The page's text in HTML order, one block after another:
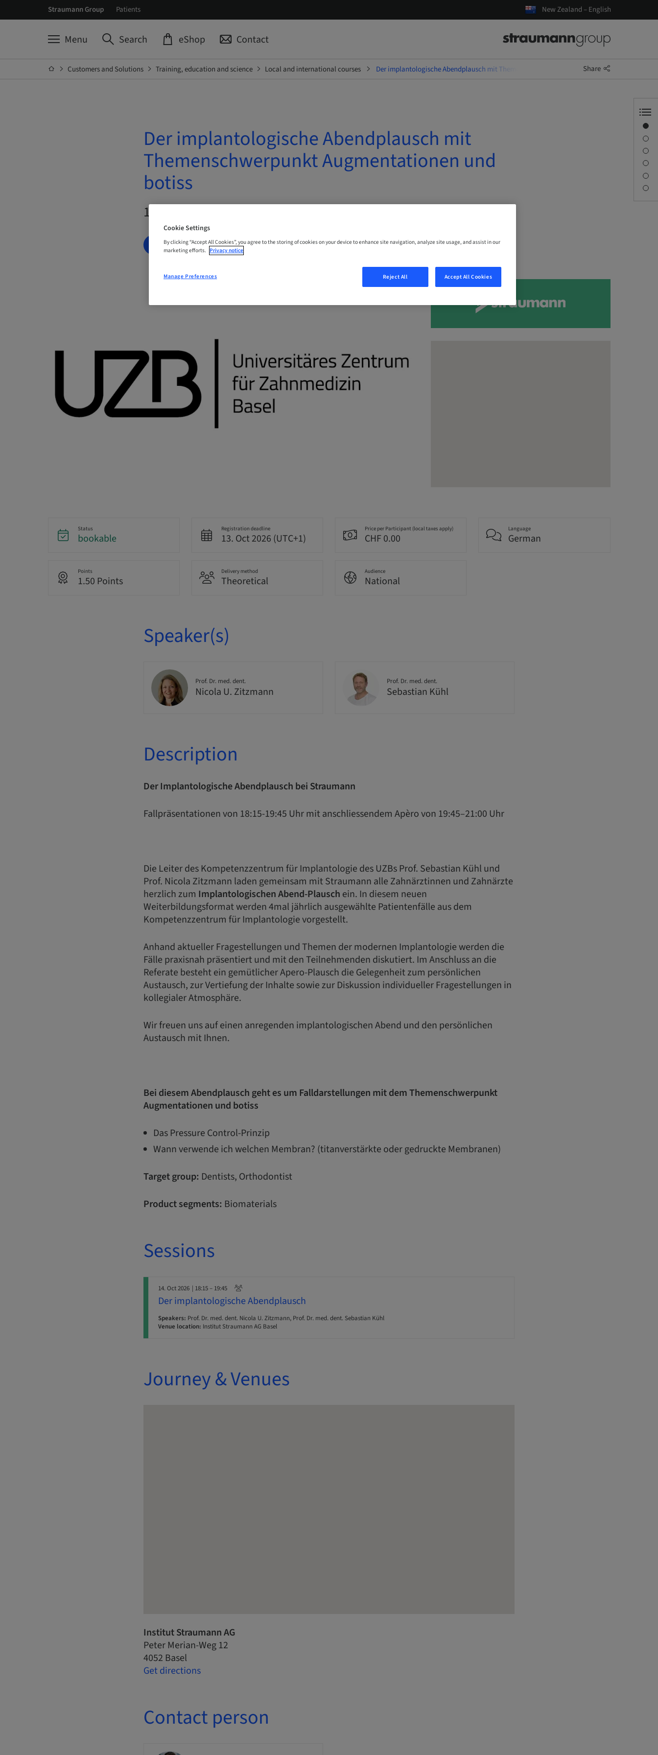
Straumann Group Patients New Zealand – English
Menu Search eShop Contact
Customers and Solutions Training, education and science Local and international courses Der implantologische Abendplausch mit Themenschwerpunkt Augmentationen und botiss
Share
Der implantologische Abendplausch mit
Themenschwerpunkt Augmentationen und
botiss
14. Oct 2026 | Basel, Switzerland
BOOK NOW
Status
bookable
Registration deadline
13. Oct 2026 (UTC+1)
Price per Participant (local taxes apply)
CHF 0.00
Language
German
Points
1.50 Points
Delivery method
Theoretical
Audience
National
Speaker(s)
Prof. Dr. med. dent.
Nicola U. Zitzmann
Prof. Dr. med. dent.
Sebastian Kühl
Description
Der Implantologische Abendplausch bei Straumann
Fallpräsentationen von 18:15-19:45 Uhr mit anschliessendem Apèro von 19:45–21:00 Uhr
Die Leiter des Kompetenzzentrum für Implantologie des UZBs Prof. Sebastian Kühl und
Prof. Nicola Zitzmann laden gemeinsam mit Straumann alle Zahnärztinnen und Zahnärzte
herzlich zum Implantologischen Abend-Plausch ein. In diesem neuen
Weiterbildungsformat werden 4mal jährlich ausgewählte Patientenfälle aus dem
Kompetenzzentrum für Implantologie vorgestellt.
Anhand aktueller Fragestellungen und Themen der modernen Implantologie werden die
Fälle praxisnah präsentiert und mit den Teilnehmenden diskutiert. Im Anschluss an die
Referate besteht ein gemütlicher Apero-Plausch die Gelegenheit zum persönlichen
Austausch, zur Vertiefung der Inhalte sowie zur Diskussion individueller Fragestellungen in
kollegialer Atmosphäre.
Wir freuen uns auf einen anregenden implantologischen Abend und den persönlichen
Austausch mit Ihnen.
Bei diesem Abendplausch geht es um Falldarstellungen mit dem Themenschwerpunkt
Augmentationen und botiss
Das Pressure Control-Prinzip
Wann verwende ich welchen Membran? (titanverstärkte oder gedruckte Membranen)
Target group: Dentists, Orthodontist
Product segments: Biomaterials
Sessions
14. Oct 2026 | 18:15 – 19:45
Der implantologische Abendplausch
Speakers: Prof. Dr. med. dent. Nicola U. Zitzmann, Prof. Dr. med. dent. Sebastian Kühl
Venue location: Institut Straumann AG Basel
Journey & Venues
Institut Straumann AG
Peter Merian-Weg 12
4052 Basel
Get directions
Contact person
Cookie Settings
By clicking “Accept All Cookies”, you agree to the storing of cookies on your device to enhance site navigation, analyze site usage, and assist in our
marketing efforts. Privacy notice
Reject All Accept All Cookies
Manage Preferences